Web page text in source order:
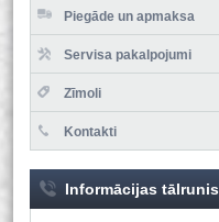
Piegāde un apmaksa
Servisa pakalpojumi
Zīmoli
Kontakti
Informācijas tālrunis